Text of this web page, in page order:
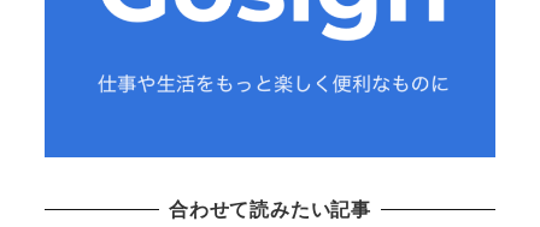
合わせて読みたい記事